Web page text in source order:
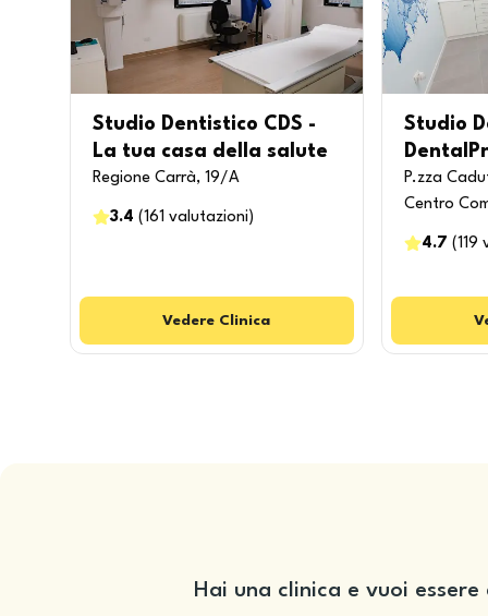
Studio Dentistico CDS -
La tua casa della salute
Regione Carrà, 19/A
3.4 (161 valutazioni )
Vedere Clinica
Studio
P.zza
Centro
4.7 (119
Hai una clinica e vuoi essere